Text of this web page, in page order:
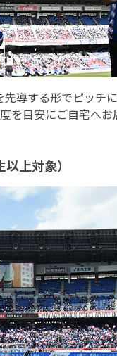
導する形でピッチ
目安にご自宅へお
上対象）